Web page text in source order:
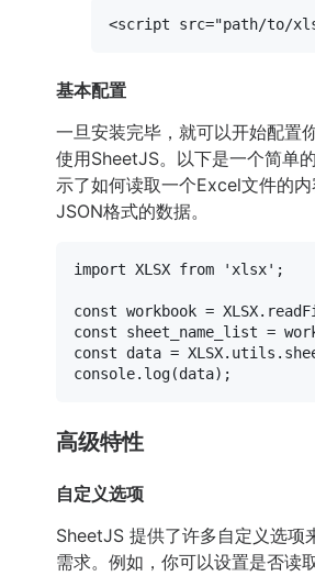
<script src="path/to/
基本配置
一旦安装完毕，就可以开始配置
使用SheetJS。以下是一个简单
示了如何读取一个Excel文件的
JSON格式的数据。
import XLSX from 'xlsx' ;
const workbook = XLSX.
const sheet_name_list =
const data = XLSX. utils .
console. log
高级特性
自定义选项
SheetJS 提供了许多自定义选项
需求。例如，你可以设置是否读